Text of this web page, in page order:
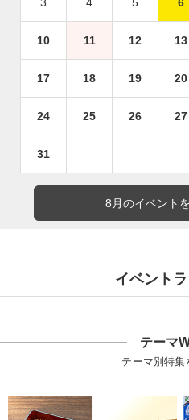
10 11 12 13
17 18 19 20
24 25 26 27
31
8月のイベント
イベント
テーマ
テーマ別特集